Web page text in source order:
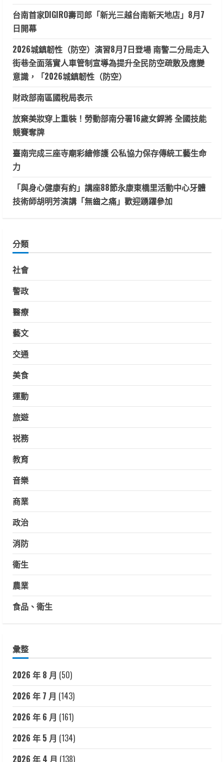
台南首家DIGIRO壽司郎「新光三越台南新天地店」8月7
日開幕
2026城鎮韌性（防空）演習8月7日登場 南警二分局走入
街巷全面落實人車管制宣導為提升全民防空疏散及應變
意識，「2026城鎮韌性（防空）
財政部南區國稅局表示
放棄美妝穿上重裝！勞動部南分署16歲女銲將 全國技能
競賽奪牌
臺南完成三座寺廟彩繪修護 公私協力保存傳統工藝生命
力
「與身心健康有約」講座88節永康東橋里活動中心牙體
技術師胡明芳演講「無齒之痛」歡迎踴躍參加
分類
社會
警政
醫療
藝文
交通
美食
運動
旅遊
祱務
教育
音樂
商業
政治
消防
衛生
農業
食品、衛生
彙整
2026 年 8 月 (50)
2026 年 7 月 (143)
2026 年 6 月 (161)
2026 年 5 月 (134)
2026 年 4 月 (138)